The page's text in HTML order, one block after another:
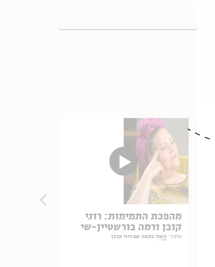
מהפכת התמימות: רוני
קובן ורמה בורשטיין-שי
מתוך: האור בקצה עם רוני קובן